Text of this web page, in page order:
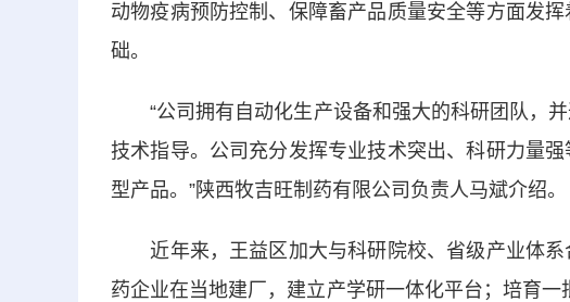
动物疫病预防控制、保障畜产品质量安全等方面发
础。
“公司拥有自动化生产设备和强大的科研团队，并
技术指导。公司充分发挥专业技术突出、科研力量
型产品。”陕西牧吉旺制药有限公司负责人马斌介绍。
近年来，王益区加大与科研院校、省级产业体系
药企业在当地建厂，建立产学研一体化平台；培育